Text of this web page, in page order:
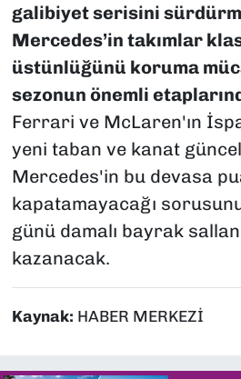
galibiyet serisini
Mercedes’in takımlar
üstünlüğünü koruma
sezonun önemli
Ferrari ve McLaren'ın
yeni taban ve kanat
Mercedes'in bu devasa
kapatamayacağı
günü damalı bayrak
kazanacak.
Kaynak: HABER MERKEZİ